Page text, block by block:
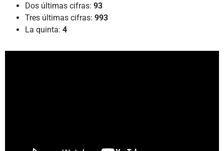
Dos últimas cifras: 93
Tres últimas cifras: 993
La quinta: 4